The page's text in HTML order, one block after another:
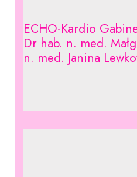
ECHO-Kardio
Dr hab. n. med.
n. med. Janina